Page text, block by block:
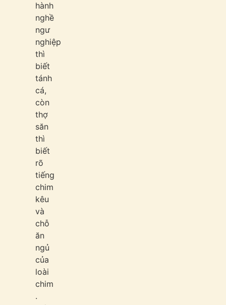
hành
nghề
ngư
nghiệp
thì
biết
tánh
cá,
còn
thợ
săn
thì
biết
rõ
tiếng
chim
kêu
và
chỗ
ăn
ngủ
của
loài
chim
.